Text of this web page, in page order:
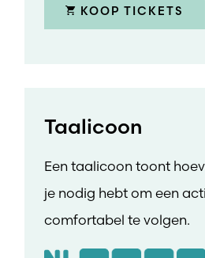
KOOP TICKETS
Taalicoon
Een taalicoon toont
je nodig hebt om een
comfortabel te volgen.